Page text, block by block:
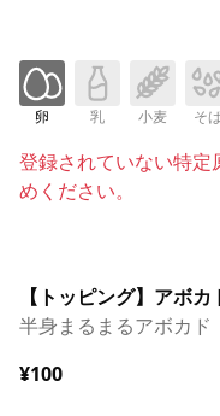
卵 乳 小麦 そ
登録されていない特
めください。
【トッピング】アボカ
半身まるまるアボカド
¥100